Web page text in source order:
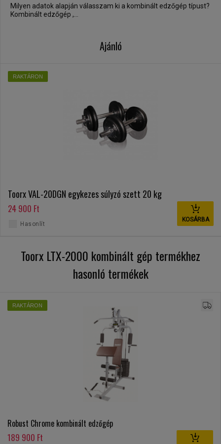
Milyen adatok alapján válasszam ki a kombinált edzőgép típust?
Kombinált edzőgép ,...
Ajánló
RAKTÁRON
Toorx VAL-20DGN egykezes súlyzó szett 20 kg
24 900 Ft
KOSÁRBA
Hasonlít
Toorx LTX-2000 kombinált gép termékhez
hasonló termékek
RAKTÁRON
Robust Chrome kombinált edzőgép
189 900 Ft